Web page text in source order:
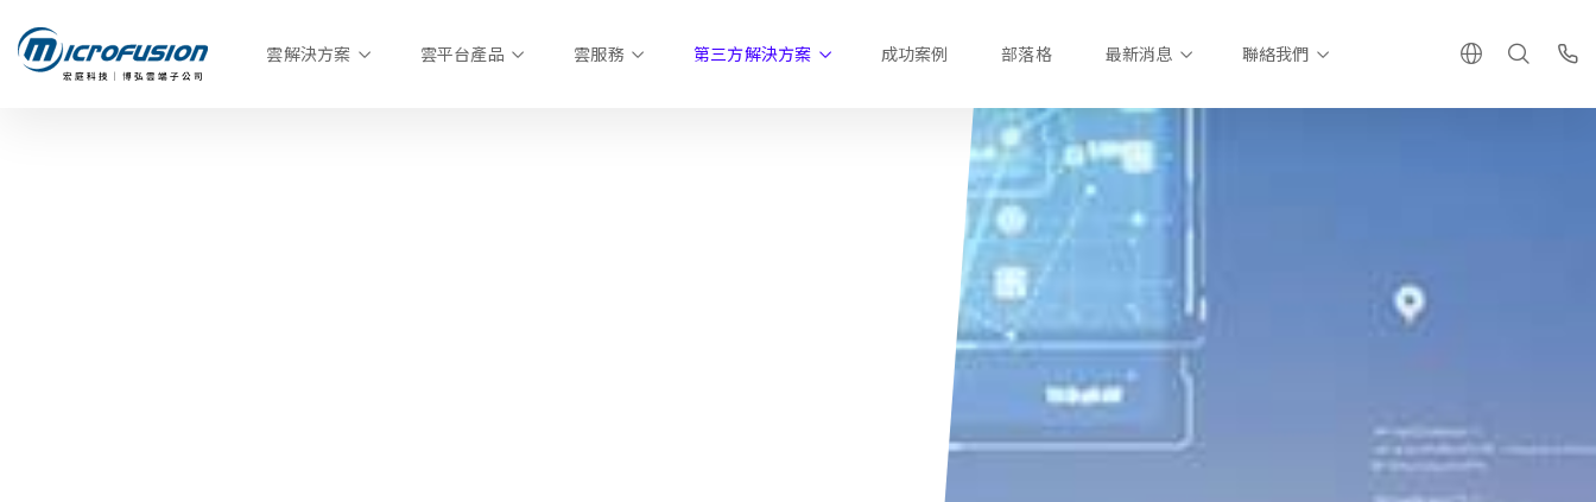
雲解決方案 雲平台產品 雲服務 第三方解決方案 成功案例 部落格 最新消息 聯絡我們